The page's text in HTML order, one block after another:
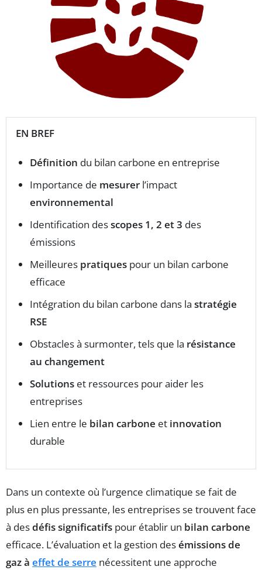
EN BREF
Définition du bilan carbone en entreprise
Importance de mesurer l’impact
environnemental
Identification desscopes 1, 2 et 3 des
émissions
Meilleures pratiques pour un bilan carbone
efficace
Intégration du bilan carbone dans la stratégie
RSE
Obstacles à surmonter, tels que la résistance
au changement
Solutions et ressources pour aider les
entreprises
Lien entre le bilan carbone et innovation
durable
Dans un contexte où l’urgence climatique se fait de
plus en plus pressante, les entreprises se trouvent face
à desdéfis significatifs pour établir un bilan carbone
efficace. L’évaluation et la gestion desémissions de
gaz à effet de serre nécessitent une approche